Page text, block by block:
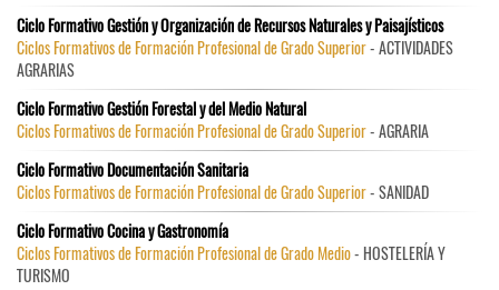
Ciclo Formativo Gestión y Organización de Recursos Naturales y Paisajísticos
Ciclos Formativos de Formación Profesional de Grado Superior- ACTIVIDADES
AGRARIAS
Ciclo Formativo Gestión Forestal y del Medio Natural
Ciclos Formativos de Formación Profesional de Grado Superior- AGRARIA
Ciclo Formativo Documentación Sanitaria
Ciclos Formativos de Formación Profesional de Grado Superior- SANIDAD
Ciclo Formativo Cocina y Gastronomía
Ciclos Formativos de Formación Profesional de Grado Medio- HOSTELERÍA Y
TURISMO